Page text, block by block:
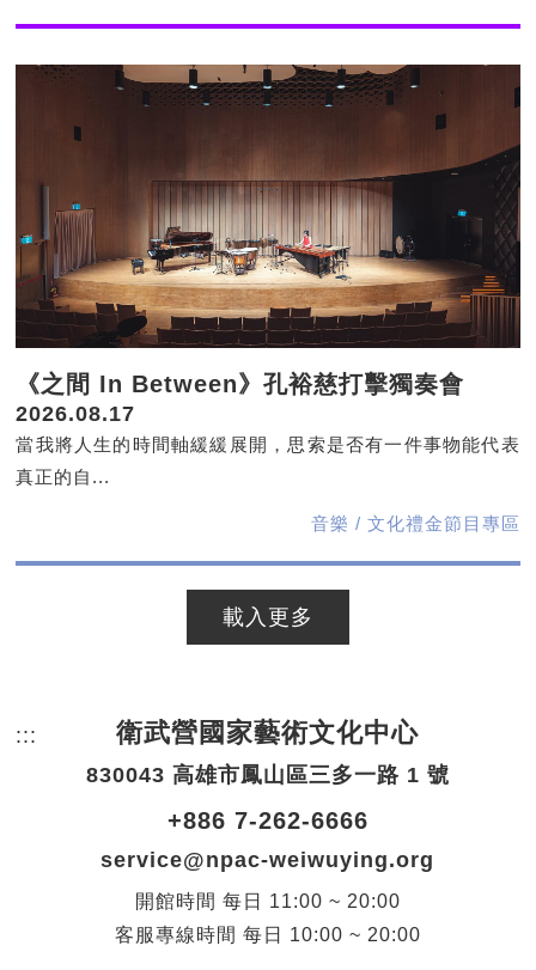
《之間 In Between》孔裕慈打擊獨奏會
2026.08.17
當我將人生的時間軸緩緩展開，思索是否有一件事物能代表
真正的自...
音樂 / 文化禮金節目專區
載入更多
::: 頁尾網站資訊。
衛武營國家藝術文化中心
830043 高雄市鳳山區三多一路 1 號
+886 7-262-6666
service@npac-weiwuying.org
開館時間 每日
11:00 ~ 20:00
客服專線時間 每日 10:00 ~ 20:00